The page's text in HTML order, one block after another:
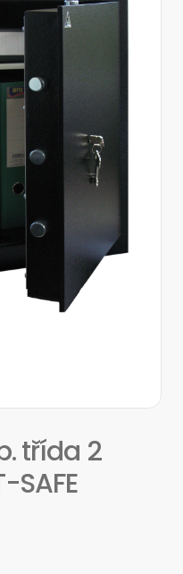
třída 2
SAFE